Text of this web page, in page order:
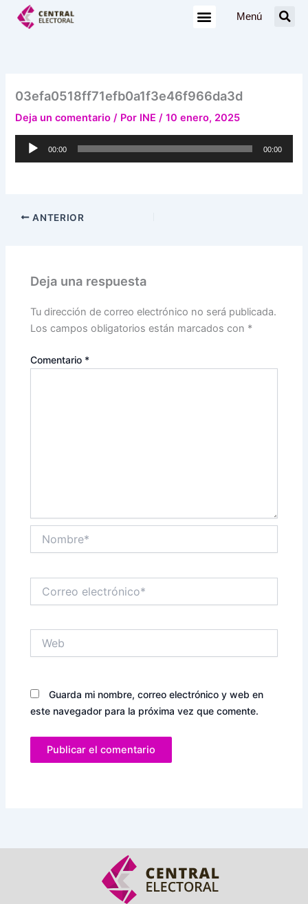
Menú
03efa0518ff71efb0a1f3e46f966da3d
Deja un comentario / Por INE/10 enero, 2025
Reproductor
00:00 00:00
ANTERIOR
Deja una respuesta
Tu dirección de correo electrónico no será publicada.
Los campos obligatorios están marcados con *
Comentario *
electrónico*
Guarda mi nombre, correo electrónico y web en
este navegador para la próxima vez que comente.